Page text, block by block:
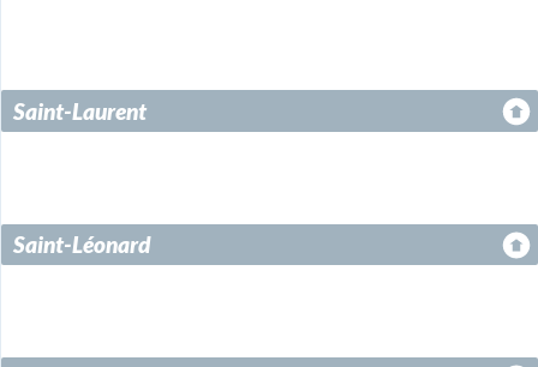
Saint-Laurent
Saint-Léonard